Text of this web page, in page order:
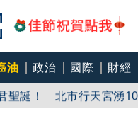
油 政治 國際 財經
西！豪雨恐連炸3天 專
聖誕！ 北市行天宮湧